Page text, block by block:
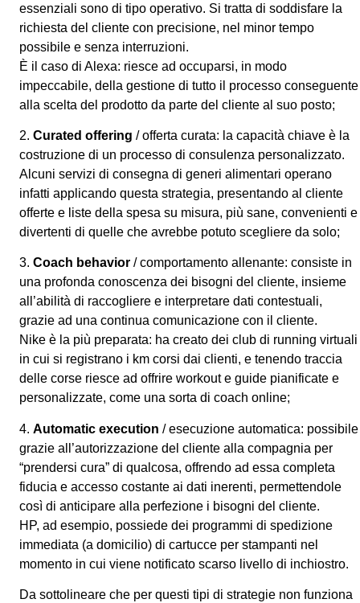
essenziali sono di tipo operativo. Si tratta di soddisfare la
richiesta del cliente con precisione, nel minor tempo
possibile e senza interruzioni.
È il caso di Alexa: riesce ad occuparsi, in modo
impeccabile, della gestione di tutto il processo conseguente
alla scelta del prodotto da parte del cliente al suo posto;
2. Curated offering / offerta curata: la capacità chiave è la
costruzione di un processo di consulenza personalizzato.
Alcuni servizi di consegna di generi alimentari operano
infatti applicando questa strategia, presentando al cliente
offerte e liste della spesa su misura, più sane, convenienti e
divertenti di quelle che avrebbe potuto scegliere da solo;
3. Coach behavior / comportamento allenante: consiste in
una profonda conoscenza dei bisogni del cliente, insieme
all’abilità di raccogliere e interpretare dati contestuali,
grazie ad una continua comunicazione con il cliente.
Nike è la più preparata: ha creato dei club di running virtuali
in cui si registrano i km corsi dai clienti, e tenendo traccia
delle corse riesce ad offrire workout e guide pianificate e
personalizzate, come una sorta di coach online;
4. Automatic execution / esecuzione automatica: possibile
grazie all’autorizzazione del cliente alla compagnia per
“prendersi cura” di qualcosa, offrendo ad essa completa
fiducia e accesso costante ai dati inerenti, permettendole
così di anticipare alla perfezione i bisogni del cliente.
HP, ad esempio, possiede dei programmi di spedizione
immediata (a domicilio) di cartucce per stampanti nel
momento in cui viene notificato scarso livello di inchiostro.
Da sottolineare che per questi tipi di strategie non funziona